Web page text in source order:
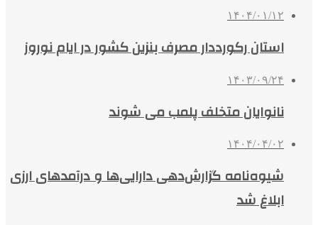
۱۴۰۴/۰۱/۱۲
استان رکورددار مصرف بنزین کشور در ایام نوروز
۱۴۰۳/۰۹/۲۴
نانوایان متخلف پلمب می شوند
۱۴۰۴/۰۴/۰۲
شیوه‌نامه گزارش‌دهی دارایی‌ها و درآمدهای ارزی
ابلاغ شد